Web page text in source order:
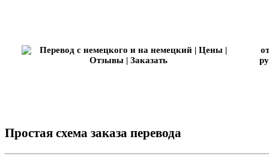
Простая схема заказа перевода